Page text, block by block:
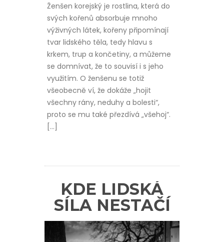
Ženšen korejský je rostlina, která do
svých kořenů absorbuje mnoho
výživných látek, kořeny připomínají
tvar lidského těla, tedy hlavu s
krkem, trup a končetiny, a můžeme
se domnívat, že to souvisí i s jeho
využitím. O ženšenu se totiž
všeobecně ví, že dokáže „hojit
všechny rány, neduhy a bolesti“,
proto se mu také přezdívá „všehoj“.
[…]
KDE LIDSKÁ
SÍLA NESTAČÍ